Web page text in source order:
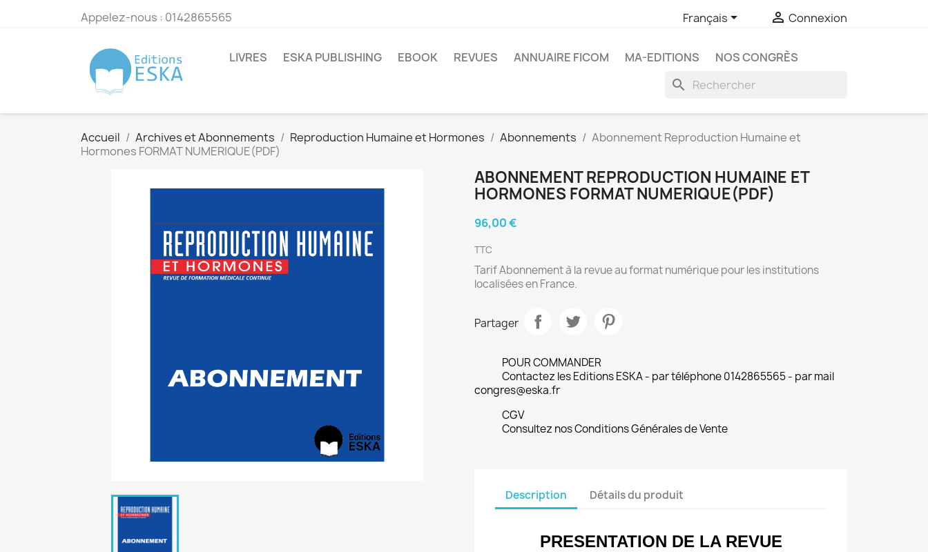
Appelez-nous : 0142865565 Français  Connexion
LIVRES ESKA PUBLISHING EBOOK REVUES ANNUAIRE FICOM MA-EDITIONS NOS CONGRÈS
search
Accueil Archives et Abonnements Reproduction Humaine et Hormones Abonnements
Abonnement Reproduction Humaine et
Hormones FORMAT NUMERIQUE(PDF)
ABONNEMENT REPRODUCTION HUMAINE ET
HORMONES FORMAT NUMERIQUE(PDF)
96,00 €
TTC
Tarif Abonnement à la revue au format numérique pour les institutions
localisées en France.
Partager
POUR COMMANDER
Contactez les Editions ESKA - par téléphone 0142865565 - par mail
congres@eska.fr
CGV
Consultez nos Conditions Générales de Vente
Description Détails du produit
PRESENTATION DE LA REVUE